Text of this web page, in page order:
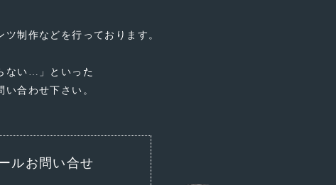
制作などを行っております。
ない…」といった
合わせ下さい。
ルお問い合せ